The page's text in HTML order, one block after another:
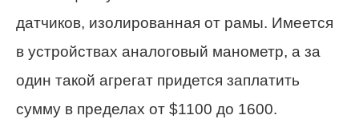
датчиков, изолированная от рамы. Имеется
в устройствах аналоговый манометр, а за
один такой агрегат придется заплатить
сумму в пределах от $1100 до 1600.